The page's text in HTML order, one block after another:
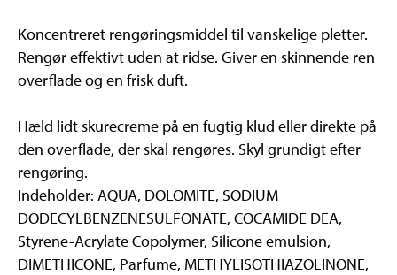
Koncentreret rengøringsmiddel til vanskelige pletter.
Rengør effektivt uden at ridse. Giver en skinnende ren
overflade og en frisk duft.
Hæld lidt skurecreme på en fugtig klud eller direkte på
den overflade, der skal rengøres. Skyl grundigt efter
rengøring.
Indeholder: AQUA, DOLOMITE, SODIUM
DODECYLBENZENESULFONATE, COCAMIDE DEA,
Styrene-Acrylate Copolymer, Silicone emulsion,
DIMETHICONE, Parfume, METHYLISOTHIAZOLINONE,